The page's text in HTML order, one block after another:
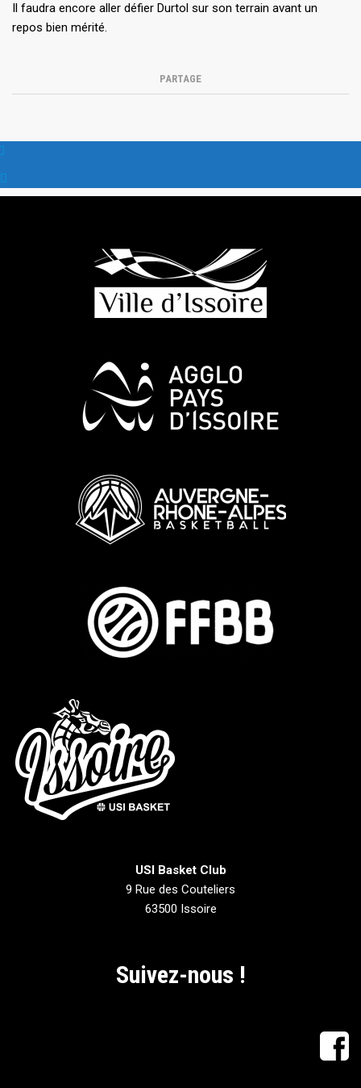
Il faudra encore aller défier Durtol sur son terrain avant un
repos bien mérité.
PARTAGE
USI Basket Club
9 Rue des Couteliers
63500 Issoire
Suivez-nous !